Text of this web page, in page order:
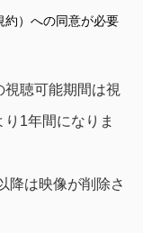
約）への同意が必要
聴可能期間は視
1年間になりま
降は映像が削除さ